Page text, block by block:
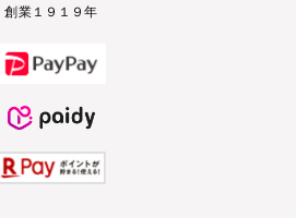
創業１９１９年